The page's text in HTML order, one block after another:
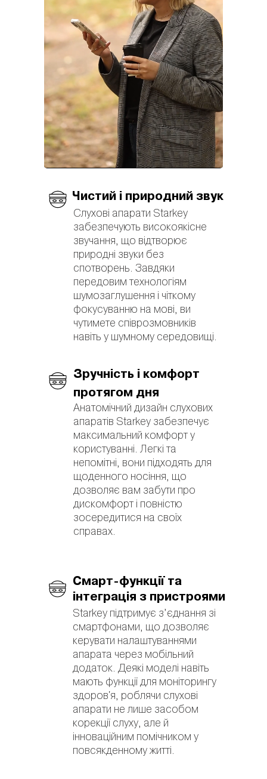
Чистий і природний звук
Слухові апарати Starkey
забезпечують високоякісне
звучання, що відтворює
природні звуки без
спотворень. Завдяки
передовим технологіям
шумозаглушення і чіткому
фокусуванню на мові, ви
чутимете співрозмовників
навіть у шумному середовищі.
Зручність і комфорт
протягом дня
Анатомічний дизайн слухових
апаратів Starkey забезпечує
максимальний комфорт у
користуванні. Легкі та
непомітні, вони підходять для
щоденного носіння, що
дозволяє вам забути про
дискомфорт і повністю
зосередитися на своїх
справах.
Смарт-функції та
інтеграція з пристроями
Starkey підтримує з’єднання зі
смартфонами, що дозволяє
керувати налаштуваннями
апарата через мобільний
додаток. Деякі моделі навіть
мають функції для моніторингу
здоров'я, роблячи слухові
апарати не лише засобом
корекції слуху, але й
інноваційним помічником у
повсякденному житті.